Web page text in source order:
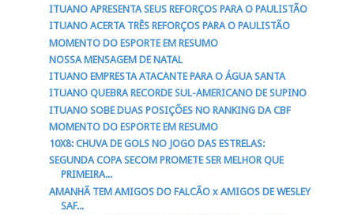
ITUANO APRESENTA SEUS REFORÇOS PARA O PAULISTÃO
ITUANO ACERTA TRÊS REFORÇOS PARA O PAULISTÃO
MOMENTO DO ESPORTE EM RESUMO
NOSSA MENSAGEM DE NATAL
ITUANO EMPRESTA ATACANTE PARA O ÁGUA SANTA
ITUANO QUEBRA RECORDE SUL-AMERICANO DE SUPINO
ITUANO SOBE DUAS POSIÇÕES NO RANKING DA CBF
MOMENTO DO ESPORTE EM RESUMO
10X8: CHUVA DE GOLS NO JOGO DAS ESTRELAS:
SEGUNDA COPA SECOM PROMETE SER MELHOR QUE
PRIMEIRA...
AMANHÃ TEM AMIGOS DO FALCÃO x AMIGOS DE WESLEY
SAF...